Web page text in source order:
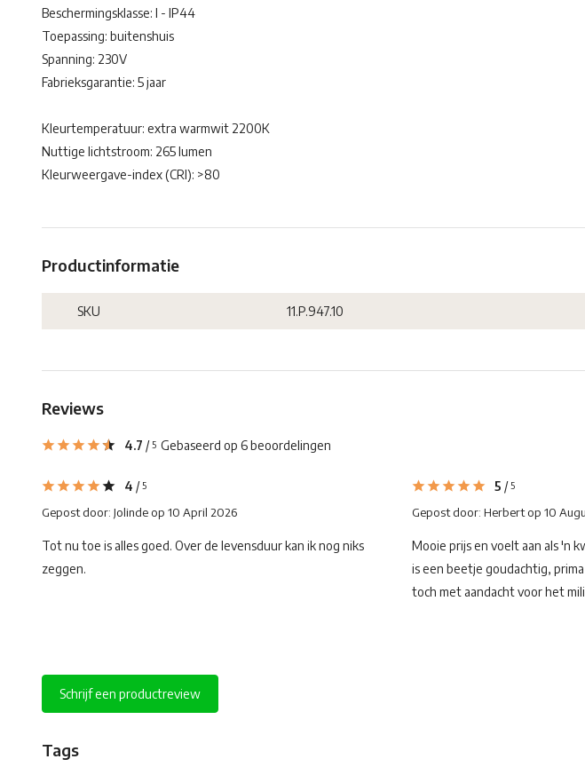
Beschermingsklasse: I - IP44
Toepassing: buitenshuis
Spanning: 230V
Fabrieksgarantie: 5 jaar
Kleurtemperatuur: extra warmwit 2200K
Nuttige lichtstroom: 265 lumen
Kleurweergave-index (CRI): >80
Productinformatie
SKU 11.P.947.10
Reviews
4.7 / 5 Gebaseerd op 6 beoordelingen
4 / 5
Gepost door: Jolinde op 10 April 2026
Tot nu toe is alles goed. Over de levensduur kan ik nog niks
zeggen.
5 / 5
Gepost door: Herbertop 10
Mooie prijs en voelt aan als 'n
is een beetje goudachtig,
toch met aandacht voor het
Schrijf een productreview
Tags